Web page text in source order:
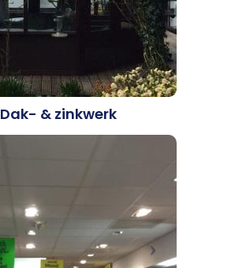
Dak- & zinkwerk